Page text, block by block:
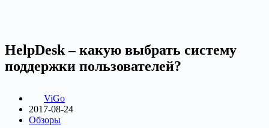
HelpDesk – какую выбрать систему
поддержки пользователей?
ViGo
2017-08-24
Обзоры